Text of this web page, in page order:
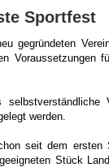
Sportfest
gegründeten
Voraussetzungen
werden.
seit dem ersten
Stück